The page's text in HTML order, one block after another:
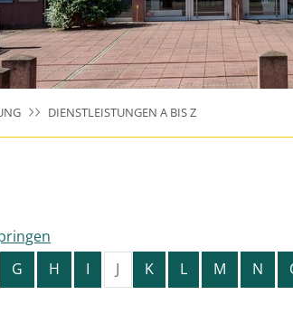
DIENSTLEISTUNGEN A BIS Z
G H I J K L M N